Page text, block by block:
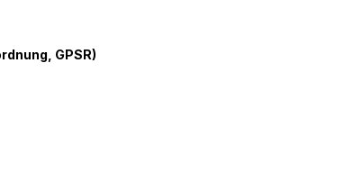
GPSR)